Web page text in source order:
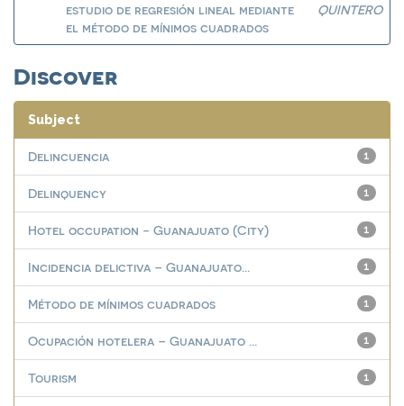
estudio de regresión lineal mediante
el método de mínimos cuadrados
QUINTERO
Discover
Subject
1
Delincuencia
1
Delinquency
1
Hotel occupation - Guanajuato (City)
1
Incidencia delictiva – Guanajuato...
1
Método de mínimos cuadrados
1
Ocupación hotelera – Guanajuato ...
1
Tourism